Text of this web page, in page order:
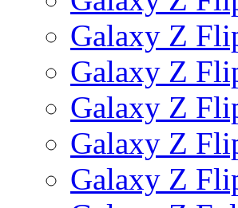
Galaxy Z
Galaxy Z
Galaxy Z
Galaxy Z
Galaxy Z